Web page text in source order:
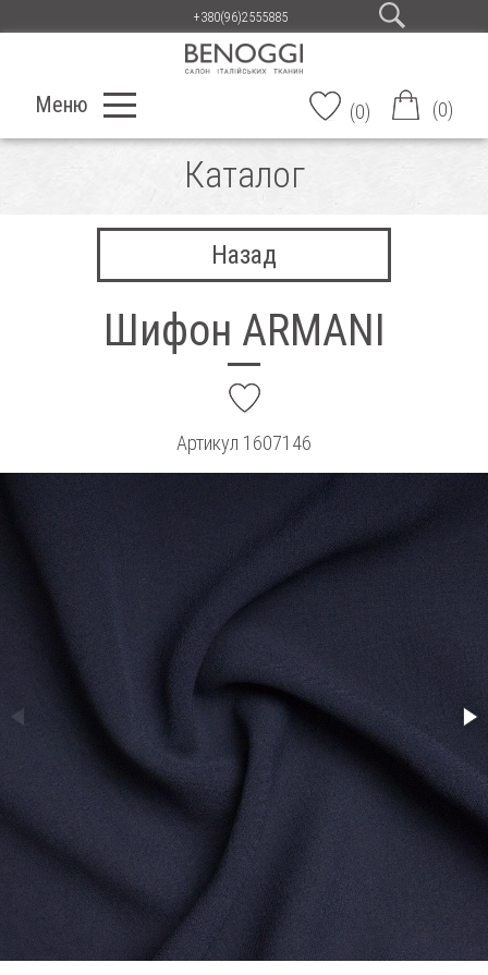
+380(96)2555885
Меню (0) (0)
Каталог
Назад
Шифон ARMANI
Артикул 1607146